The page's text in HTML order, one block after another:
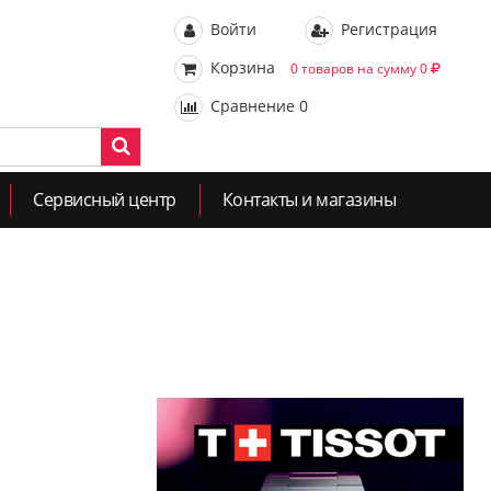
Войти
Регистрация
Корзина
0 товаров на сумму 0
Сравнение 0
Сервисный центр Контакты и магазины